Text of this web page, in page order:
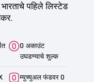
भारताचे पहिले लिस्टेड
0 अकाउंट
उघडण्याचे शुल्क
म्युच्युअल फंडवर 0